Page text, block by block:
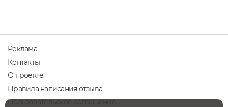
дорогой...
Реклама
Контакты
О проекте
Правила написания отзыва
Пользовательское соглашение